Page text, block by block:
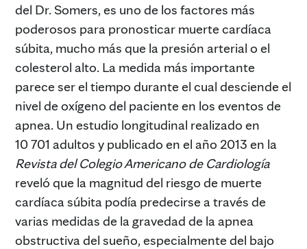
del Dr. Somers, es uno de los factores más
poderosos para pronosticar muerte cardíaca
súbita, mucho más que la presión arterial o el
colesterol alto. La medida más importante
parece ser el tiempo durante el cual desciende el
nivel de oxígeno del paciente en los eventos de
apnea. Un estudio longitudinal realizado en
10 701 adultos y publicado en el año 2013 en la
Revista del Colegio Americano de Cardiología
reveló que la magnitud del riesgo de muerte
cardíaca súbita podía predecirse a través de
varias medidas de la gravedad de la apnea
obstructiva del sueño, especialmente del bajo